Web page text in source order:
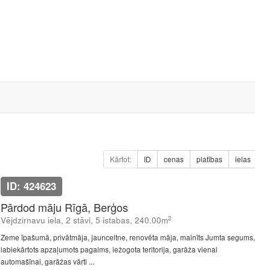
Kārtot: ID cenas platības ielas
ID: 424623
Pārdod māju Rīgā, Berģos
Vējdzirnavu iela, 2 stāvi, 5 istabas, 240.00m2
Zeme īpašumā, privātmāja, jaunceltne, renovēta māja, mainīts Jumta segums,
labiekārtots apzaļumots pagalms, iežogota teritorija, garāža vienai
automašīnai, garāžas vārti ...